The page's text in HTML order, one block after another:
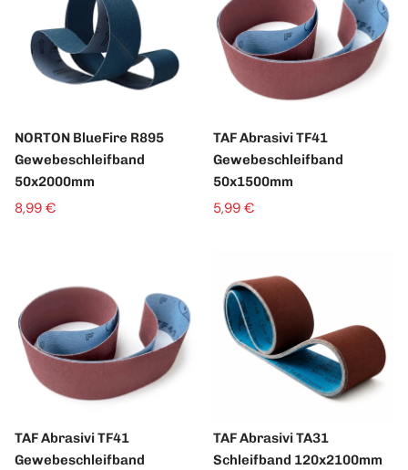
NORTON BlueFire R895
Gewebeschleifband
50x2000mm
8,99 €
TAF Abrasivi TF41
Gewebeschleifband
50x1500mm
5,99 €
TAF Abrasivi TF41
Gewebeschleifband
TAF Abrasivi TA31
Schleifband 120x2100mm